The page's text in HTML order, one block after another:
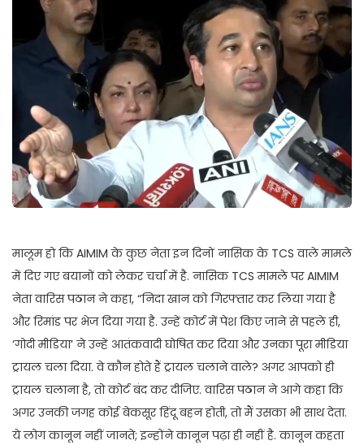
मालूम हो कि AIMIM के कुछ नेता इन दिनों नासिक के TCS वाले मामले
में दिए गए बयानों को लेकर चर्चा में है. नासिक TCS मामले पर AIMIM
नेता वारिस पठान ने कहा, “निदा खान को गिरफ्तार कर लिया गया है
और रिमांड पर भेज दिया गया है. उन्हें कोर्ट में पेश किए जाने से पहले ही,
‘गोदी मीडिया’ ने उन्हें आतंकवादी घोषित कर दिया और उनका पूरा मीडिया
ट्रायल चला दिया. वे कौन होते हैं ट्रायल चलाने वाले? अगर आपको ही
ट्रायल चलाना है, तो कोर्ट बंद कर दीजिए. वारिस पठान ने आगे कहा कि
अगर उनकी जगह कोई बेकसूर हिंदू बहन होती, तो मैं उसका भी साथ देता.
ये लोग कानून नहीं जानते; इन्होंने कानून पढ़ा ही नहीं है. कानून कहता